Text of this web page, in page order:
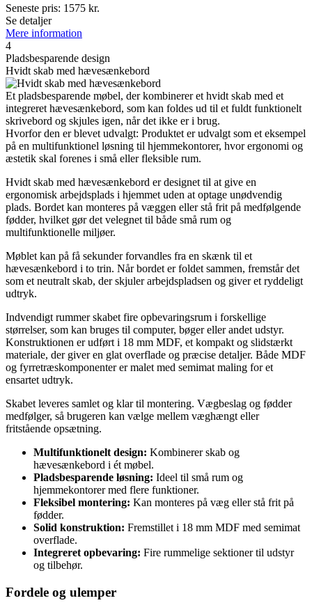
Seneste pris: 1575 kr.
Se detaljer
Mere information
4
Pladsbesparende design
Hvidt skab med hævesænkebord
Et pladsbesparende møbel, der kombinerer et hvidt skab med et
integreret hævesænkebord, som kan foldes ud til et fuldt funktionelt
skrivebord og skjules igen, når det ikke er i brug.
Hvorfor den er blevet udvalgt: Produktet er udvalgt som et eksempel
på en multifunktionel løsning til hjemmekontorer, hvor ergonomi og
æstetik skal forenes i små eller fleksible rum.
Hvidt skab med hævesænkebord er designet til at give en
ergonomisk arbejdsplads i hjemmet uden at optage unødvendig
plads. Bordet kan monteres på væggen eller stå frit på medfølgende
fødder, hvilket gør det velegnet til både små rum og
multifunktionelle miljøer.
Møblet kan på få sekunder forvandles fra en skænk til et
hævesænkebord i to trin. Når bordet er foldet sammen, fremstår det
som et neutralt skab, der skjuler arbejdspladsen og giver et ryddeligt
udtryk.
Indvendigt rummer skabet fire opbevaringsrum i forskellige
størrelser, som kan bruges til computer, bøger eller andet udstyr.
Konstruktionen er udført i 18 mm MDF, et kompakt og slidstærkt
materiale, der giver en glat overflade og præcise detaljer. Både MDF
og fyrretræskomponenter er malet med semimat maling for et
ensartet udtryk.
Skabet leveres samlet og klar til montering. Vægbeslag og fødder
medfølger, så brugeren kan vælge mellem væghængt eller
fritstående opsætning.
Multifunktionelt design: Kombinerer skab og
hævesænkebord i ét møbel.
Pladsbesparende løsning: Ideel til små rum og
hjemmekontorer med flere funktioner.
Fleksibel montering: Kan monteres på væg eller stå frit på
fødder.
Solid konstruktion: Fremstillet i 18 mm MDF med semimat
overflade.
Integreret opbevaring: Fire rummelige sektioner til udstyr
og tilbehør.
Fordele og ulemper